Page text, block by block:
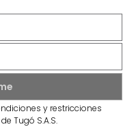
y restricciones
Tugó S.A.S.